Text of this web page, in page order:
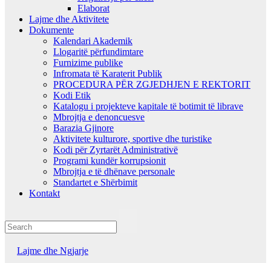
Elaborat
Lajme dhe Aktivitete
Dokumente
Kalendari Akademik
Llogaritë përfundimtare
Furnizime publike
Infromata të Karaterit Publik
PROCEDURA PËR ZGJEDHJEN E REKTORIT
Kodi Etik
Katalogu i projekteve kapitale të botimit të librave
Mbrojtja e denoncuesve
Barazia Gjinore
Aktivitete kulturore, sportive dhe turistike
Kodi për Zyrtarët Administrativë
Programi kundër korrupsionit
Mbrojtja e të dhënave personale
Standartet e Shërbimit
Kontakt
Lajme dhe Ngjarje